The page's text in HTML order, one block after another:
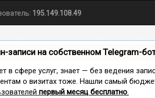
195.149.108.49
записи на собственном Telegram-
в сфере услуг, знает — без ведения
о визитах тоже. Нашли самый
первый месяц бесплатно.